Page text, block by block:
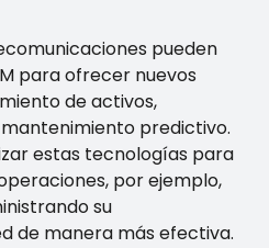
pueden
para ofrecer nuevos
de activos,
predictivo.
estas tecnologías para
por ejemplo,
su
de manera más efectiva.